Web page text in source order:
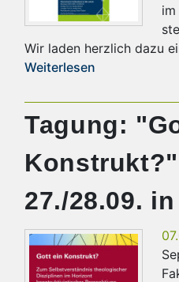
Wir laden herzlich dazu
Weiterlesen
Tagung:
27./28.09.